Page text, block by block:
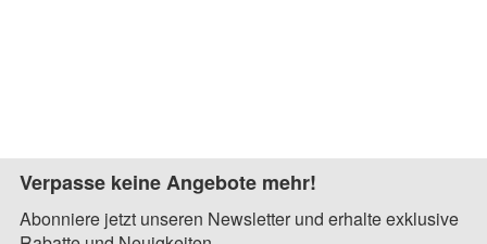
Verpasse keine Angebote mehr!
Abonniere jetzt unseren Newsletter und erhalte exklusive